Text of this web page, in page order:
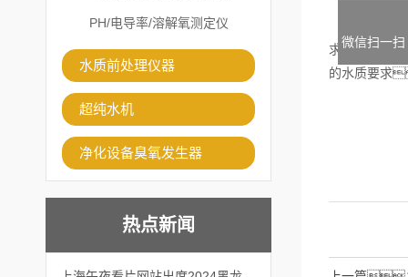
PH/电导率/溶解氧测定仪
水质前处理仪器
超纯水机
净化设备臭氧发生器
热点新闻
求，而
的水质要求
微信扫一扫